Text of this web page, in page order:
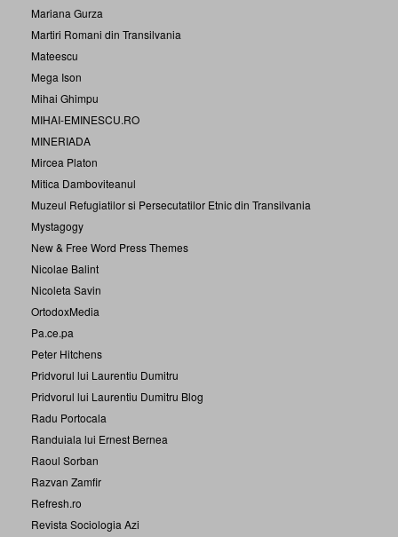
Mariana Gurza
Martiri Romani din Transilvania
Mateescu
Mega Ison
Mihai Ghimpu
MIHAI-EMINESCU.RO
MINERIADA
Mircea Platon
Mitica Damboviteanul
Muzeul Refugiatilor si Persecutatilor Etnic din Transilvania
Mystagogy
New & Free Word Press Themes
Nicolae Balint
Nicoleta Savin
OrtodoxMedia
Pa.ce.pa
Peter Hitchens
Pridvorul lui Laurentiu Dumitru
Pridvorul lui Laurentiu Dumitru Blog
Radu Portocala
Randuiala lui Ernest Bernea
Raoul Sorban
Razvan Zamfir
Refresh.ro
Revista Sociologia Azi